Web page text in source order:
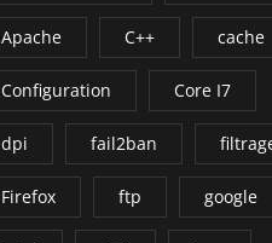
Apache C++ cache
Configuration Core I7
dpi fail2ban
Firefox ftp google